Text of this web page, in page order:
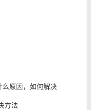
原因，如何解决
方法